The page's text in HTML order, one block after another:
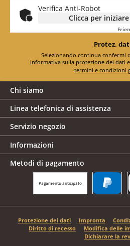
Verifica Anti-Robot
Clicca per iniziare
Protez.
informativa sulla protezione dei dati
termini e condizioni
Chi siamo
Linea telefonica di assistenza
Servizio negozio
Informazioni
Metodi di pagamento
Pagamento anticipato
Protezione dei dati Impronta
Diritto di recesso
Modifica delle
Dichiarare la